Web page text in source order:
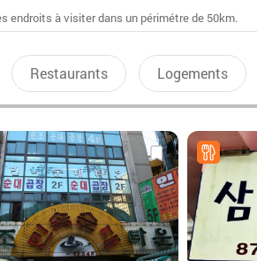
endroits à visiter dans un périmétre de 50km.
Restaurants Logements